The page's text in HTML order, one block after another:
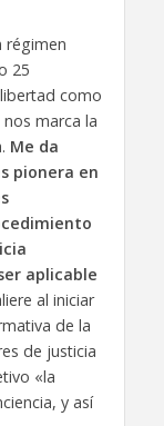
régimen
25
como
marca la
Me da
pionera en
aplicable
al iniciar
de la
de justicia
«la
y así